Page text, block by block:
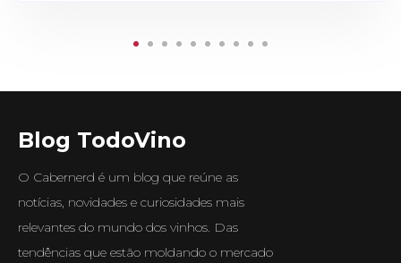
Blog TodoVino
O Cabernerd é um blog que reúne as
notícias, novidades e curiosidades mais
relevantes do mundo dos vinhos. Das
tendências que estão moldando o mercado